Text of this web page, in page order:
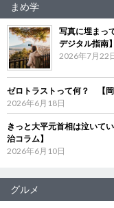
まめ学
写真に埋まっ
デジタル指南】
2026年7月22
ゼロトラストって何？ 【岡
2026年6月18日
きっと大平元首相は泣いて
治コラム】
2026年6月10日
グルメ